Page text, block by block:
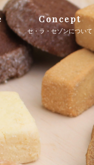
Concept
セ・ラ・セゾンについて